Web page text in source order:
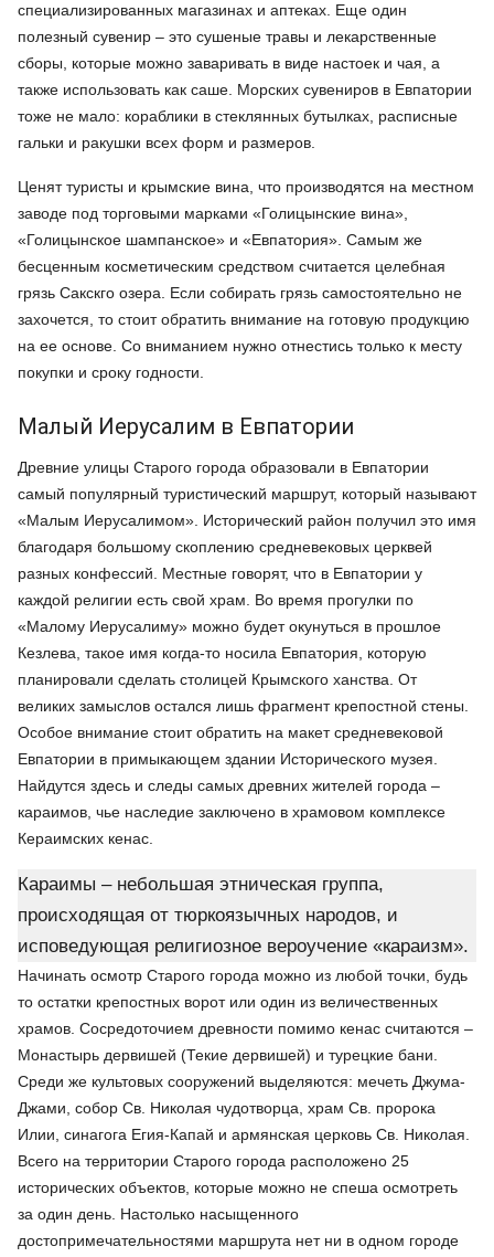
специализированных магазинах и аптеках. Еще один
полезный сувенир – это сушеные травы и лекарственные
сборы, которые можно заваривать в виде настоек и чая, а
также использовать как саше. Морских сувениров в Евпатории
тоже не мало: кораблики в стеклянных бутылках, расписные
гальки и ракушки всех форм и размеров.
Ценят туристы и крымские вина, что производятся на местном
заводе под торговыми марками «Голицынские вина»,
«Голицынское шампанское» и «Евпатория». Самым же
бесценным косметическим средством считается целебная
грязь Сакскго озера. Если собирать грязь самостоятельно не
захочется, то стоит обратить внимание на готовую продукцию
на ее основе. Со вниманием нужно отнестись только к месту
покупки и сроку годности.
Малый Иерусалим в Евпатории
Древние улицы Старого города образовали в Евпатории
самый популярный туристический маршрут, который называют
«Малым Иерусалимом». Исторический район получил это имя
благодаря большому скоплению средневековых церквей
разных конфессий. Местные говорят, что в Евпатории у
каждой религии есть свой храм. Во время прогулки по
«Малому Иерусалиму» можно будет окунуться в прошлое
Кезлева, такое имя когда-то носила Евпатория, которую
планировали сделать столицей Крымского ханства. От
великих замыслов остался лишь фрагмент крепостной стены.
Особое внимание стоит обратить на макет средневековой
Евпатории в примыкающем здании Исторического музея.
Найдутся здесь и следы самых древних жителей города –
караимов, чье наследие заключено в храмовом комплексе
Кераимских кенас.
Караимы – небольшая этническая группа,
происходящая от тюркоязычных народов, и
исповедующая религиозное вероучение «караизм».
Начинать осмотр Старого города можно из любой точки, будь
то остатки крепостных ворот или один из величественных
храмов. Сосредоточием древности помимо кенас считаются –
Монастырь дервишей (Текие дервишей) и турецкие бани.
Среди же культовых сооружений выделяются: мечеть Джума-
Джами, собор Св. Николая чудотворца, храм Св. пророка
Илии, синагога Егия-Капай и армянская церковь Св. Николая.
Всего на территории Старого города расположено 25
исторических объектов, которые можно не спеша осмотреть
за один день. Настолько насыщенного
достопримечательностями маршрута нет ни в одном городе